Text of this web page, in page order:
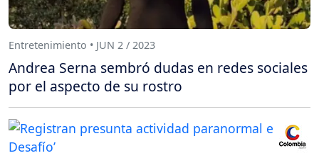
Entretenimiento • JUN 2 / 2023
Andrea Serna sembró dudas en redes sociales
por el aspecto de su rostro